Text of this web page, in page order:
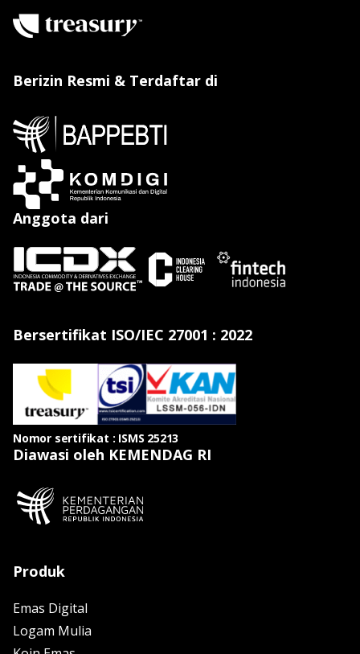
Berizin Resmi & Terdaftar di
Anggota dari
Bersertifikat ISO/IEC 27001 : 2022
Nomor sertifikat : ISMS 25213
Diawasi oleh KEMENDAG RI
Produk
Emas Digital
Logam Mulia